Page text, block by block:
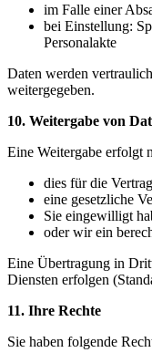
im Falle einer
bei Einstellung:
Personalakte
Daten werden
weitergegeben.
10. Weitergabe von
Eine Weitergabe erfolgt
dies für die
eine gesetzliche
Sie eingewilligt
oder wir ein
Eine Übertragung in
Diensten erfolgen
11. Ihre Rechte
Sie haben folgende